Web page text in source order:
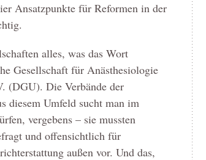
Ansatzpunkte für Reformen in der
alles, was das Wort
Gesellschaft für Anästhesiologie
(DGU). Die Verbände der
diesem Umfeld sucht man im
vergebens – sie mussten
und offensichtlich für
außen vor. Und das,